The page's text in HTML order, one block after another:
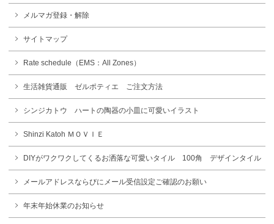
メルマガ登録・解除
サイトマップ
Rate schedule（EMS：All Zones）
生活雑貨通販 ゼルポティエ ご注文方法
シンジカトウ ハートの陶器の小皿に可愛いイラスト
Shinzi Katoh ＭＯＶＩＥ
DIYがワクワクしてくるお洒落な可愛いタイル 100角 デザインタイル
メールアドレスならびにメール受信設定ご確認のお願い
年末年始休業のお知らせ